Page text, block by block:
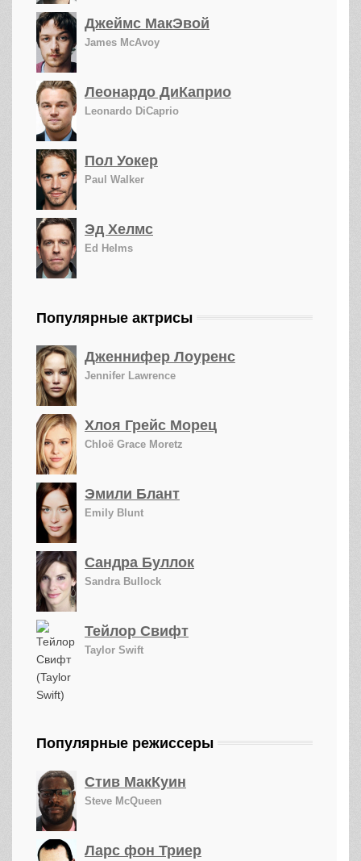
Джеймс МакЭвой
James McAvoy
Леонардо ДиКаприо
Leonardo DiCaprio
Пол Уокер
Paul Walker
Эд Хелмс
Ed Helms
Популярные актрисы
Дженнифер Лоуренс
Jennifer Lawrence
Хлоя Грейс Морец
Chloë Grace Moretz
Эмили Блант
Emily Blunt
Сандра Буллок
Sandra Bullock
Тейлор Свифт
Taylor Swift
Популярные режиссеры
Стив МакКуин
Steve McQueen
Ларс фон Триер